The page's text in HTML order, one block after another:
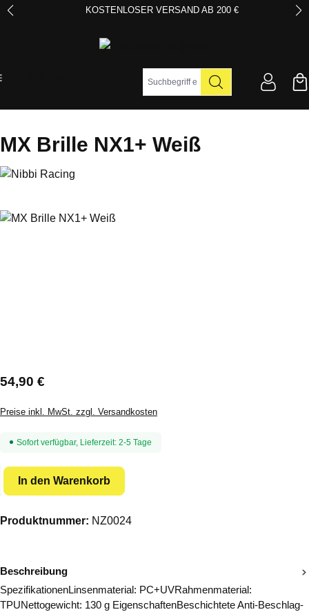
Zum Hauptinhalt springenKOSTENLOSER VERSAND AB 200 €
MX Brille NX1+ Weiß
Bildergalerie überspringen
Regulärer Preis:
54,90 €
Preise inkl. MwSt. zzgl. Versandkosten
Sofort verfügbar, Lieferzeit: 2-5 Tage
Produkt Anzahl: Gib den gewünschten Wert ein oder benutze die
In den Warenkorb
Produktnummer: NZ0024
Beschreibung
SpezifikationenLinsenmaterial: PC+UVRahmenmaterial:
TPUNettogewicht: 130 g EigenschaftenBeschichtete Anti-Beschlag-